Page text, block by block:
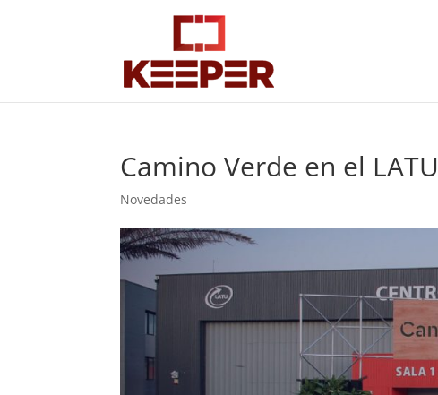
Camino Verde en el LATU
Novedades